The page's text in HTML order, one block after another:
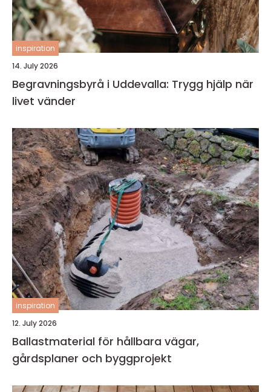
inspiration
14. July 2026
Begravningsbyrå i Uddevalla: Trygg hjälp när
livet vänder
inspiration
12. July 2026
Ballastmaterial för hållbara vägar,
gårdsplaner och byggprojekt